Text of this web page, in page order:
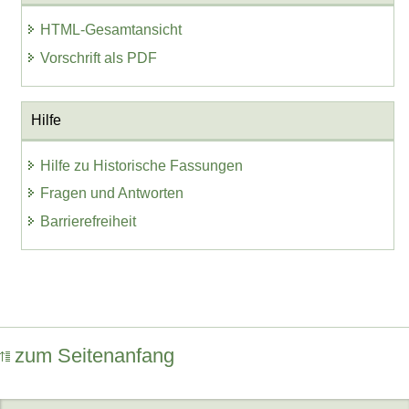
HTML-Gesamtansicht
Vorschrift als PDF
Hilfe
Hilfe zu Historische Fassungen
Fragen und Antworten
Barrierefreiheit
zum Seitenanfang